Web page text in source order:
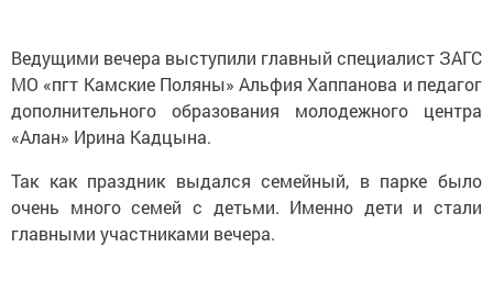
Ведущими вечера выступили главный специалист ЗАГС
МО «пгт Камские Поляны» Альфия Хаппанова и педагог
дополнительного образования молодежного центра
«Алан» Ирина Кадцына.
Так как праздник выдался семейный, в парке было
очень много семей с детьми. Именно дети и стали
главными участниками вечера.